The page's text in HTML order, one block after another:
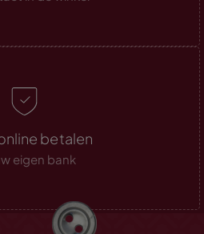
betalen
eigen bank